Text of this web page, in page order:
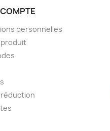
personnelles